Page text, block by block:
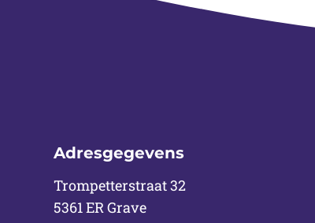
Adresgegevens
Trompetterstraat 32
5361 ER Grave